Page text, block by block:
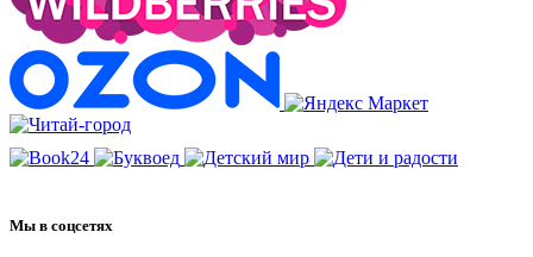
Мы в соцсетях